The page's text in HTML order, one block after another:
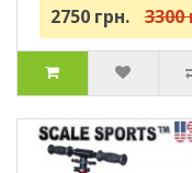
2750 грн. 3300